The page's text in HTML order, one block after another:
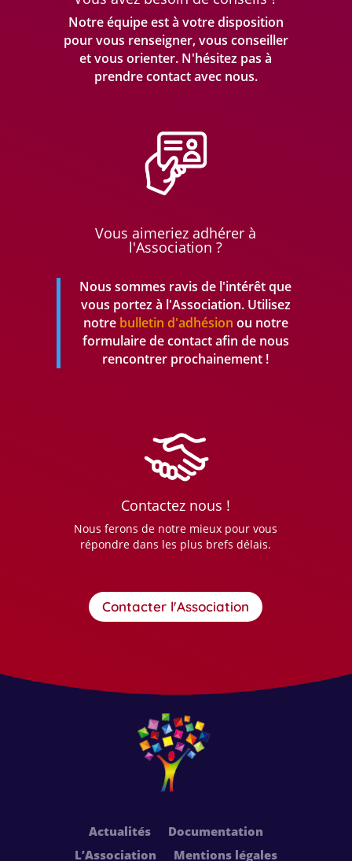
Notre équipe est à votre disposition
pour vous renseigner, vous conseiller
et vous orienter. N'hésitez pas à
prendrecontact avec nous.
Vous aimeriez adhérer à
l'Association ?
Nous sommes ravis de l'intérêt que
vous portez à l'Association. Utilisez
notrebulletin d'adhésion ou notre
formulaire de contact afin de nous
rencontrer prochainement !
Contactez nous !
Nous ferons de notre mieux pour vous
répondre dans les plus brefs délais.
Contacter l'Association
Actualités
Documentation
L’Association
Mentions légales